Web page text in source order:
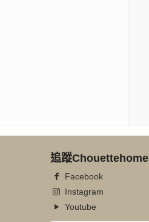
追蹤Chouettehome
Facebook
Instagram
Youtube